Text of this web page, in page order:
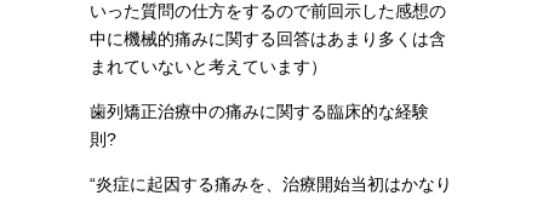
いった質問の仕方をするので前回示した感想の
中に機械的痛みに関する回答はあまり多くは含
まれていないと考えています）
歯列矯正治療中の痛みに関する臨床的な経験
則?
“炎症に起因する痛みを、治療開始当初はかなり